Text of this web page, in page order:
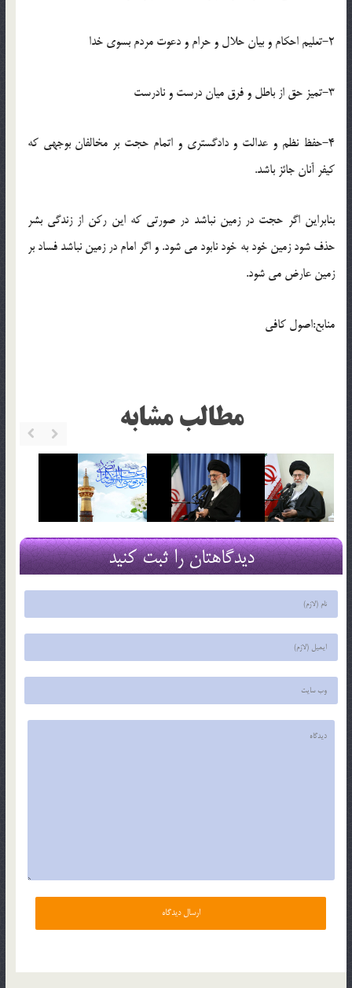
2-تعلیم احکام و بیان حلال و حرام و دعوت مردم بسوی خدا
3-تمیز حق از باطل و فرق میان درست و نادرست
4-حفظ نظم و عدالت و دادگستری و اتمام حجت بر مخالفان بوجهی که
کیفر آنان جائز باشد.
بنابراین اگر حجت در زمین نباشد در صورتی که این رکن از زندگی بشر
حذف شود زمین خود به خود نابود می شود. و اگر امام در زمین نباشد فساد بر
زمین عارض می شود.
منابع:اصول کافی
مطالب مشابه
دیدگاهتان را ثبت کنید